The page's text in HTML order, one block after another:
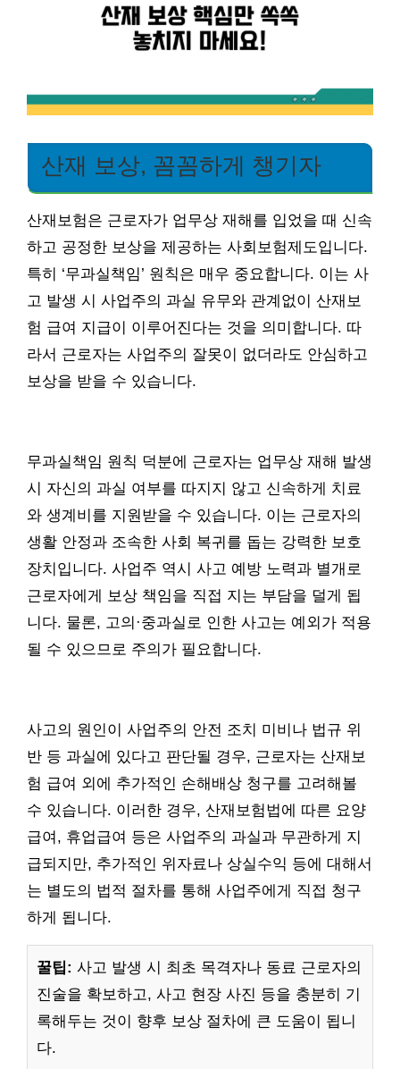
산재 보상, 꼼꼼하게 챙기자
산재보험은 근로자가 업무상 재해를 입었을 때 신속
하고 공정한 보상을 제공하는 사회보험제도입니다.
특히 ‘무과실책임’ 원칙은 매우 중요합니다. 이는 사
고 발생 시 사업주의 과실 유무와 관계없이 산재보
험 급여 지급이 이루어진다는 것을 의미합니다. 따
라서 근로자는 사업주의 잘못이 없더라도 안심하고
보상을 받을 수 있습니다.
무과실책임 원칙 덕분에 근로자는 업무상 재해 발생
시 자신의 과실 여부를 따지지 않고 신속하게 치료
와 생계비를 지원받을 수 있습니다. 이는 근로자의
생활 안정과 조속한 사회 복귀를 돕는 강력한 보호
장치입니다. 사업주 역시 사고 예방 노력과 별개로
근로자에게 보상 책임을 직접 지는 부담을 덜게 됩
니다. 물론, 고의·중과실로 인한 사고는 예외가 적용
될 수 있으므로 주의가 필요합니다.
사고의 원인이 사업주의 안전 조치 미비나 법규 위
반 등 과실에 있다고 판단될 경우, 근로자는 산재보
험 급여 외에 추가적인 손해배상 청구를 고려해볼
수 있습니다. 이러한 경우, 산재보험법에 따른 요양
급여, 휴업급여 등은 사업주의 과실과 무관하게 지
급되지만, 추가적인 위자료나 상실수익 등에 대해서
는 별도의 법적 절차를 통해 사업주에게 직접 청구
하게 됩니다.
꿀팁: 사고 발생 시 최초 목격자나 동료 근로자의
진술을 확보하고, 사고 현장 사진 등을 충분히 기
록해두는 것이 향후 보상 절차에 큰 도움이 됩니
다.